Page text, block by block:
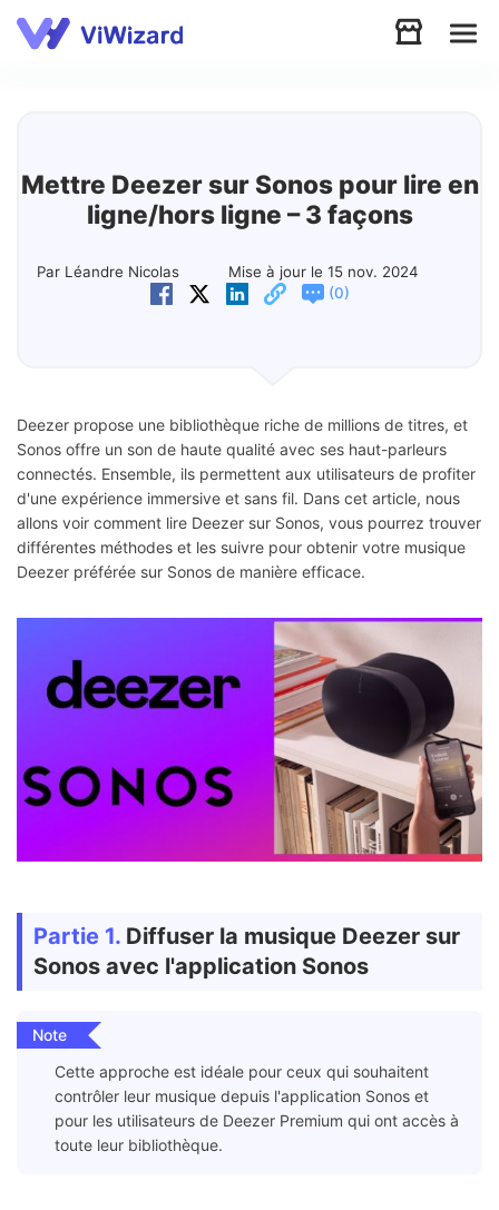
Mettre Deezer sur Sonos pour lire en
ligne/hors ligne – 3 façons
Par Léandre Nicolas
Mise à jour le 15 nov. 2024
(0)
Deezer propose une bibliothèque riche de millions de titres, et
Sonos offre un son de haute qualité avec ses haut-parleurs
connectés. Ensemble, ils permettent aux utilisateurs de profiter
d'une expérience immersive et sans fil. Dans cet article, nous
allons voir comment lire Deezer sur Sonos, vous pourrez trouver
différentes méthodes et les suivre pour obtenir votre musique
Deezer préférée sur Sonos de manière efficace.
Partie 1. Diffuser la musique Deezer sur
Sonos avec l'application Sonos
Note
Cette approche est idéale pour ceux qui souhaitent
contrôler leur musique depuis l'application Sonos et
pour les utilisateurs de Deezer Premium qui ont accès à
toute leur bibliothèque.